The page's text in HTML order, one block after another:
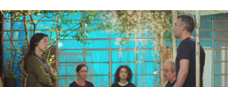
Sin embargo, ahora exige verlas después de que
Sirin haya vuelto a referirse a ellas al encontrarse
con Piril. ¿Qué tienen de especial esas fotos que
aún no ha visto? Intuye que se trata de algo muy
turbio.